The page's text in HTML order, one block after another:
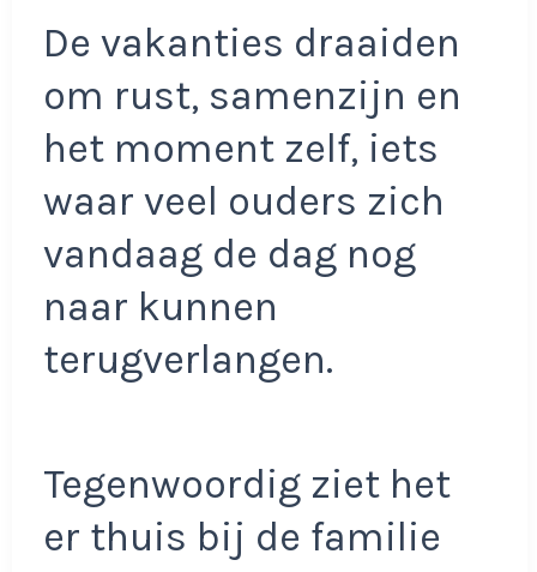
De vakanties draaiden
om rust, samenzijn en
het moment zelf, iets
waar veel ouders zich
vandaag de dag nog
naar kunnen
terugverlangen.
Tegenwoordig ziet het
er thuis bij de familie